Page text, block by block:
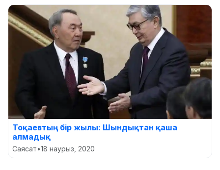
Тоқаевтың бір жылы: Шындықтан қаша
алмадық
Саясат•18 наурыз, 2020